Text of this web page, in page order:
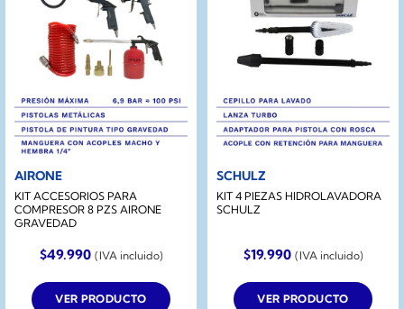
AIRONE
KIT ACCESORIOS PARA
COMPRESOR 8 PZS AIRONE
GRAVEDAD
$49.990 (IVA incluido)
VER PRODUCTO
SCHULZ
KIT 4 PIEZAS HIDROLAVADORA
SCHULZ
$19.990 (IVA incluido)
VER PRODUCTO